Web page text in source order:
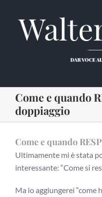
contenuto
Come e quando
doppiaggio
Come e quando
Ultimamente mi è stata
interessante: “Come si
Ma io aggiungerei